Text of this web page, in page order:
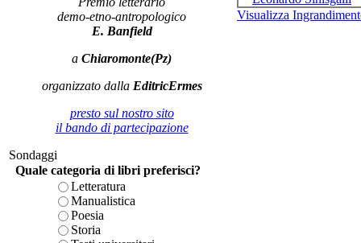
demo-etno-antropologico
E. Banfield
a Chiaromonte(Pz)
organizzato dalla EditricErmes
presto sul nostro sito
il bando di partecipazione
Sondaggi
Quale categoria di libri preferisci?
Letteratura
Manualistica
Poesia
Storia
Visualizza